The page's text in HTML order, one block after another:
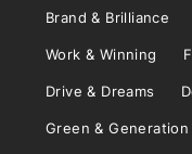
Brand & Brilliance
Work & Winning
Drive & Dreams
Green & Generation